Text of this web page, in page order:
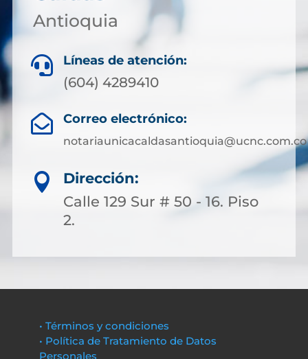
Antioquia
 Líneas de atención:
(604) 4289410
 Correo electrónico:
notariaunicacaldasantioquia@ucnc.com.co

Dirección:
Calle 129 Sur # 50 - 16. Piso
2.
• Términos y condiciones
• Política de Tratamiento de Datos
Personales